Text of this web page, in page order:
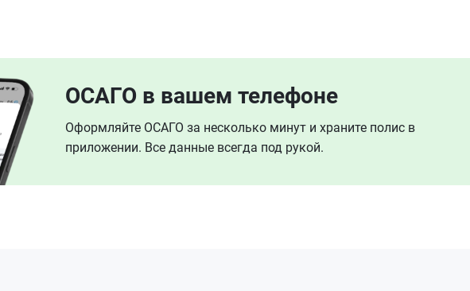
ОСАГО в вашем телефоне
Оформляйте ОСАГО за несколько минут и храните полис в
приложении. Все данные всегда под рукой.